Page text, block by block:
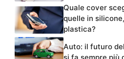
Quale cover
quelle in
plastica?
Auto: il futuro